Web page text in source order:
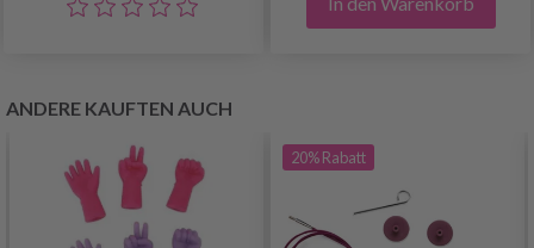
ANDERE KAUFTEN AUCH
20%Rabatt